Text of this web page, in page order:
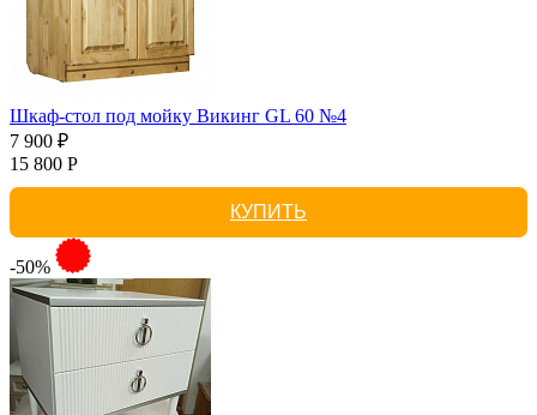
Шкаф-стол под мойку Викинг GL 60 №4
7 900 ₽
15 800 Р
КУПИТЬ
-50%